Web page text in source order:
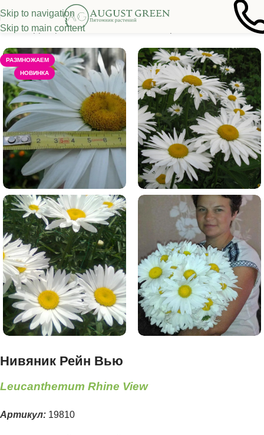
Skip to navigation
Skip to main content
/Декоративные многолетники Прочие многолетники
РАЗМНОЖАЕМ
НОВИНКА
Нивяник Рейн Вью
Leucanthemum Rhine View
Артикул: 19810